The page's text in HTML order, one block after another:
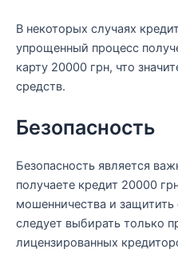
В некоторых случаях
упрощенный процесс
карту 20000 грн, что
средств.
Безопасность
Безопасность является
получаете кредит 20000
мошенничества и
следует выбирать только
лицензированных